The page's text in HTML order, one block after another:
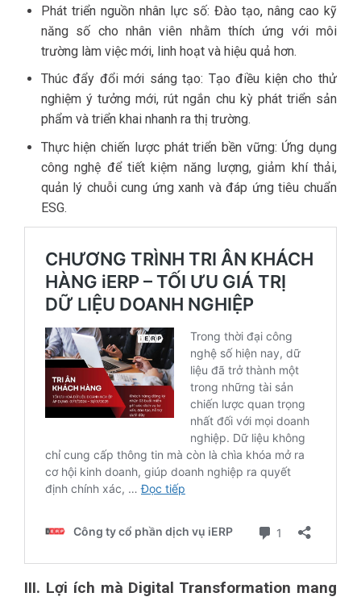
Phát triển nguồn nhân lực số: Đào tạo, nâng cao kỹ
năng số cho nhân viên nhằm thích ứng với môi
trường làm việc mới, linh hoạt và hiệu quả hơn.
Thúc đẩy đổi mới sáng tạo: Tạo điều kiện cho thử
nghiệm ý tưởng mới, rút ngắn chu kỳ phát triển sản
phẩm và triển khai nhanh ra thị trường.
Thực hiện chiến lược phát triển bền vững: Ứng dụng
công nghệ để tiết kiệm năng lượng, giảm khí thải,
quản lý chuỗi cung ứng xanh và đáp ứng tiêu chuẩn
ESG.
III. Lợi ích mà Digital Transformation mang